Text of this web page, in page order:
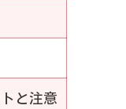
と注意